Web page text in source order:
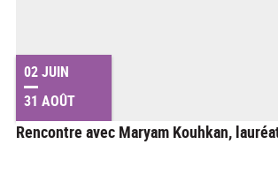
02 JUIN
31 AOÛT
Rencontre avec Maryam Kouhkan,